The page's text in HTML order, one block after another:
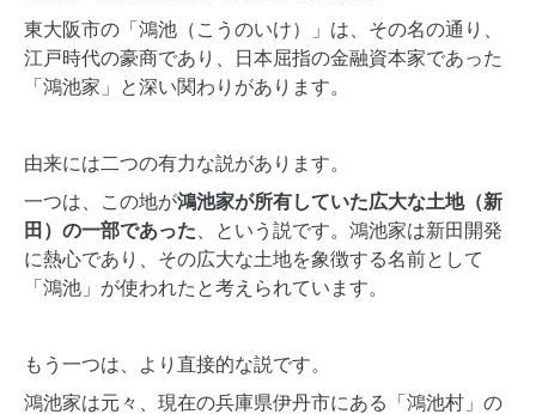
東大阪市の「鴻池（こうのいけ）」は、その名の通り、
江戸時代の豪商であり、日本屈指の金融資本家であった
「鴻池家」と深い関わりがあります。
由来には二つの有力な説があります。
一つは、この地が鴻池家が所有していた広大な土地（新
田）の一部であった、という説です。鴻池家は新田開発
に熱心であり、その広大な土地を象徴する名前として
「鴻池」が使われたと考えられています。
もう一つは、より直接的な説です。
鴻池家は元々、現在の兵庫県伊丹市にある「鴻池村」の